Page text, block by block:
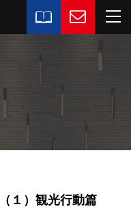
１）観光行動篇